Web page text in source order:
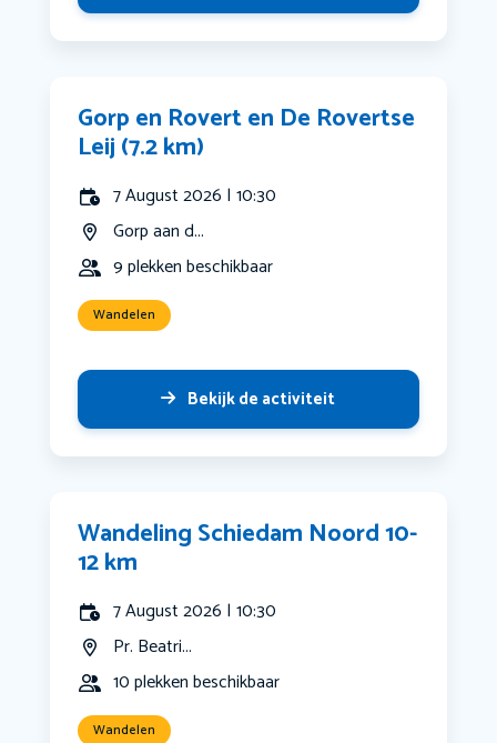
Gorp en Rovert en De Rovertse
Leij (7.2 km)
7 August 2026 | 10:30
Gorp aan d...
9 plekken beschikbaar
Wandelen
Bekijk de activiteit
Wandeling Schiedam Noord 10-
12 km
7 August 2026 | 10:30
Pr. Beatri...
10 plekken beschikbaar
Wandelen